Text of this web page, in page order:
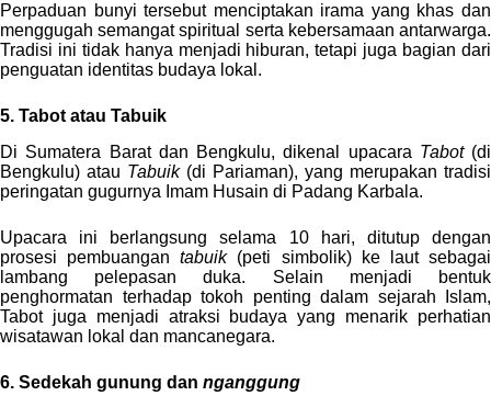
Perpaduan bunyi tersebut menciptakan irama yang khas dan
menggugah semangat spiritual serta kebersamaan antarwarga.
Tradisi ini tidak hanya menjadi hiburan, tetapi juga bagian dari
penguatan identitas budaya lokal.
5. Tabot atau Tabuik
Di Sumatera Barat dan Bengkulu, dikenal upacara Tabot (di
Bengkulu) atau Tabuik(di Pariaman), yang merupakan tradisi
peringatan gugurnya Imam Husain di Padang Karbala.
Upacara ini berlangsung selama 10 hari, ditutup dengan
prosesi pembuangan tabuik (peti simbolik) ke laut sebagai
lambang pelepasan duka. Selain menjadi bentuk
penghormatan terhadap tokoh penting dalam sejarah Islam,
Tabot juga menjadi atraksi budaya yang menarik perhatian
wisatawan lokal dan mancanegara.
6. Sedekah gunung dan nganggung